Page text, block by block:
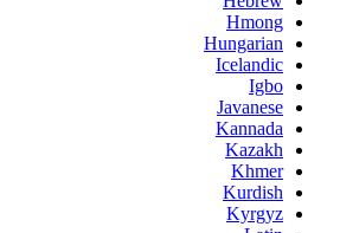
Hmong
Hungarian
Icelandic
Igbo
Javanese
Kannada
Kazakh
Khmer
Kurdish
Kyrgyz